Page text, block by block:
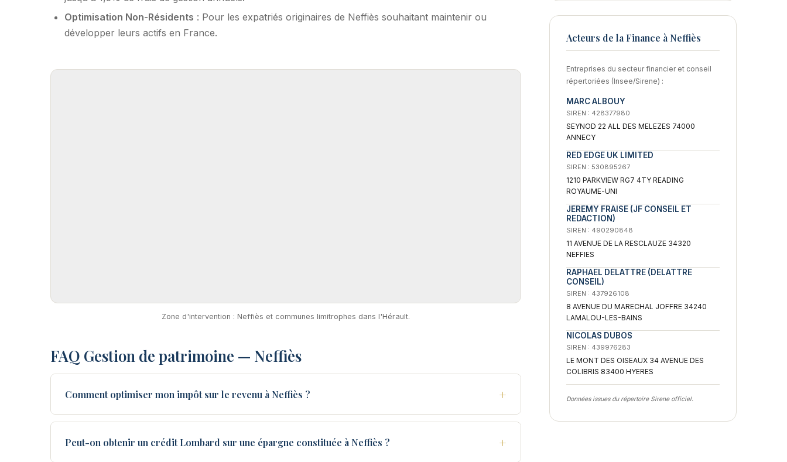
Optimisation Non-Résidents : Pour les expatriés originaires de Neffiès souhaitant maintenir ou
développer leurs actifs en France.
Zone d'intervention : Neffiès et communes limitrophes dans l'Hérault.
FAQ Gestion de patrimoine — Neffiès
Comment optimiser mon impôt sur le revenu à Neffiès ? +
Peut-on obtenir un crédit Lombard sur une épargne constituée à Neffiès ? +
Acteurs de la Finance à Neffiès
Entreprises du secteur financier et conseil
répertoriées (Insee/Sirene) :
MARC ALBOUY
SIREN : 428377980
SEYNOD 22 ALL DES MELEZES 74000
ANNECY
RED EDGE UK LIMITED
SIREN : 530895267
1210 PARKVIEW RG7 4TY READING
ROYAUME-UNI
JEREMY FRAISE (JF CONSEIL ET
REDACTION)
SIREN : 490290848
11 AVENUE DE LA RESCLAUZE 34320
NEFFIES
RAPHAEL DELATTRE (DELATTRE
CONSEIL)
SIREN : 437926108
8 AVENUE DU MARECHAL JOFFRE 34240
LAMALOU-LES-BAINS
NICOLAS DUBOS
SIREN : 439976283
LE MONT DES OISEAUX 34 AVENUE DES
COLIBRIS 83400 HYERES
Données issues du répertoire Sirene officiel.